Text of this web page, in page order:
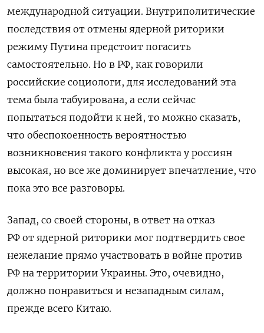
международной ситуации. Внутриполитические
последствия от отмены ядерной риторики
режиму Путина предстоит погасить
самостоятельно. Но в РФ, как говорили
российские социологи, для исследований эта
тема была табуирована, а если сейчас
попытаться подойти к ней, то можно сказать,
что обеспокоенность вероятностью
возникновения такого конфликта у россиян
высокая, но все же доминирует впечатление, что
пока это все разговоры.
Запад, со своей стороны, в ответ на отказ
РФ от ядерной риторики мог подтвердить свое
нежелание прямо участвовать в войне против
РФ на территории Украины. Это, очевидно,
должно понравиться и незападным силам,
прежде всего Китаю.